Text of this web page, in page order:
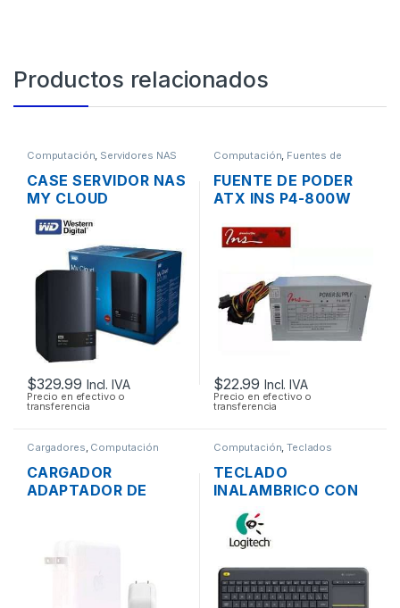
Productos relacionados
Computación, Servidores NAS
CASE SERVIDOR NAS
MY CLOUD
WESTERN DIGITAL 2
BAHÍAS SATA CON
USB 3.0 Y PUERTO
DE RED GIGABIT
$329.99 Incl. IVA
Precio en efectivo o
transferencia
Computación, Fuentes de
Poder
FUENTE DE PODER
ATX INS P4-800W
CONECTORES
SATA/IDE 38A
$22.99 Incl. IVA
Precio en efectivo o
transferencia
Cargadores Computación
CARGADOR
ADAPTADOR DE
TIPO-C 3.1 20.2V
4.3A 87W ORIGINAL
Computación ,Teclados
TECLADO
INALAMBRICO CON
TOUCHPAD
LOGITECH K400 EN
ESPAÑOL
COLOR NEGRO
MULTIMEDIA